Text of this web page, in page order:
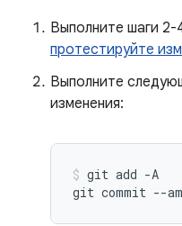
Выполните шаги 2-
протестируйте
Выполните
изменения:
git add -A
git commit --